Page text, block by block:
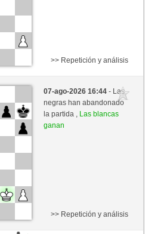
(+15)
move
>> Repetición y análisis
07-ago-2026 16:44- Las
negras han abandonado
la partida , Las blancas
ganan
>> Repetición y análisis